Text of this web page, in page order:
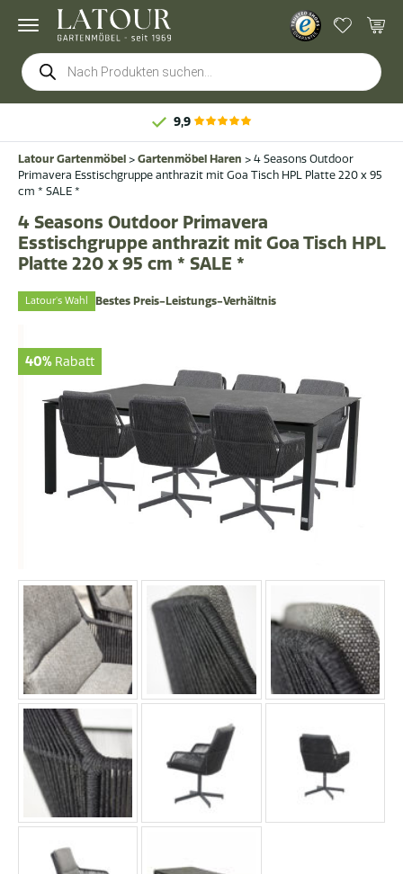
Products
search
9,9
Latour Gartenmöbel > Gartenmöbel Haren > 4 Seasons Outdoor
Primavera Esstischgruppe anthrazit mit Goa Tisch HPL Platte 220 x 95
cm * SALE *
4 Seasons Outdoor Primavera
Esstischgruppe anthrazit mit Goa Tisch HPL
Platte 220 x 95 cm * SALE *
Latour's Wahl Bestes Preis-Leistungs-Verhältnis
40% Rabatt